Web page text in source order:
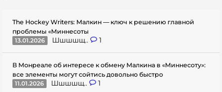
The Hockey Writers: Малкин — ключ к решению главной
проблемы «Миннесоты
13.01.2026
Шшшшщ.. 1
В Монреале об интересе к обмену Малкина в «Миннесоту»:
все элементы могут сойтись довольно быстро
11.01.2026
Шшшшщ.. 1